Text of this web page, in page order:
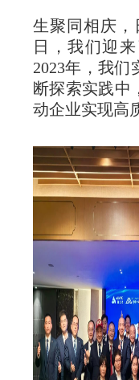
生聚同相庆，
日，我们迎
2023年，我们
断探索实践中
动企业实现高